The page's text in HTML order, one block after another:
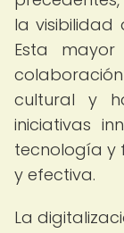
la visibilidad
Esta
cultural y
iniciativas
tecnología y
y efectiva.
La